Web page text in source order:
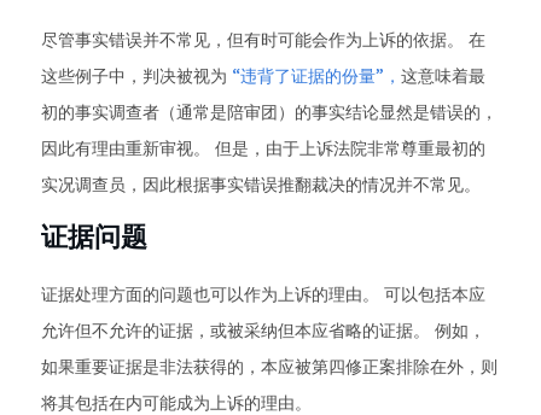
尽管事实错误并不常见，但有时可能会作为上诉的依据。 在
这些例子中，判决被视为 “违背了证据的份量”， 这意味着最
初的事实调查者（通常是陪审团）的事实结论显然是错误的，
因此有理由重新审视。 但是，由于上诉法院非常尊重最初的
实况调查员，因此根据事实错误推翻裁决的情况并不常见。
证据问题
证据处理方面的问题也可以作为上诉的理由。 可以包括本应
允许但不允许的证据，或被采纳但本应省略的证据。 例如，
如果重要证据是非法获得的，本应被第四修正案排除在外，则
将其包括在内可能成为上诉的理由。